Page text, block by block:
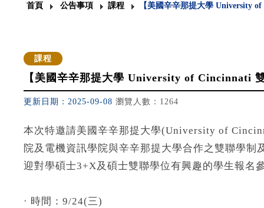
首頁 公告事項 課程 【美國辛辛那提大學 University of
課程
【美國辛辛那提大學 University of Cincinnati
更新日期：2025-09-08 瀏覽人數：1264
本次特邀請美國辛辛那提大學(University of
院及電機資訊學院與辛辛那提大學合作之雙聯學
迎對學碩士3+X及碩士雙聯學位有興趣的學生報名
· 時間：9/24(三)